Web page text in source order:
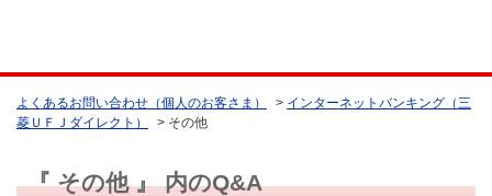
よくあるお問い合わせ（個人のお客さま） > インターネットバンキング（三
菱ＵＦＪダイレクト）
> その他
『 その他 』 内のQ&A